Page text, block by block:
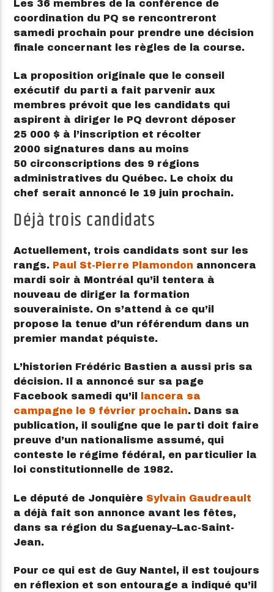
Les 36 membres de la conférence de
coordination du PQ se rencontreront
samedi prochain pour prendre une décision
finale concernant les règles de la course.
La proposition originale que le conseil
exécutif du parti a fait parvenir aux
membres prévoit que les candidats qui
aspirent à diriger le PQ devront déposer
25 000 $ à l’inscription et récolter
2000 signatures dans au moins
50 circonscriptions des 9 régions
administratives du Québec. Le choix du
chef serait annoncé le 19 juin prochain.
Déjà trois candidats
Actuellement, trois candidats sont sur les
rangs. Paul St-Pierre Plamondon annoncera
mardi soir à Montréal qu’il tentera à
nouveau de diriger la formation
souverainiste. On s’attend à ce qu’il
propose la tenue d’un référendum dans un
premier mandat péquiste.
L’historien Frédéric Bastien a aussi pris sa
décision. Il a annoncé sur sa page
Facebook samedi qu’il
lancera sa
campagne le 9 février prochain. Dans sa
publication, il souligne que le parti doit faire
preuve d’un nationalisme assumé, qui
conteste le régime fédéral, en particulier la
loi constitutionnelle de 1982.
Le député de Jonquière Sylvain Gaudreault
a déjà fait son annonce avant les fêtes,
dans sa région du Saguenay–Lac-Saint-
Jean.
Pour ce qui est de Guy Nantel, il est toujours
en réflexion et son entourage a indiqué qu’il